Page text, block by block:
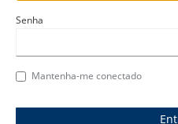
Senha
Mantenha-me conectado